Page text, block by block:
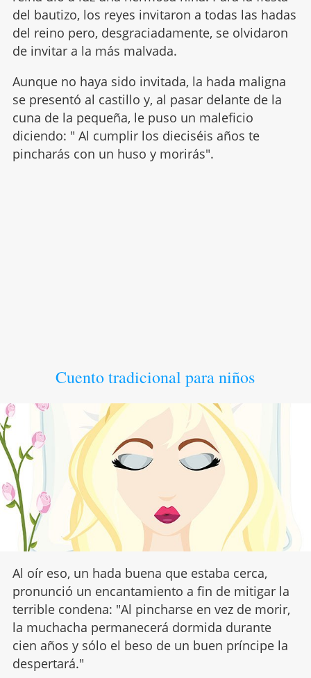
del bautizo, los reyes invitaron a todas las hadas
del reino pero, desgraciadamente, se olvidaron
de invitar a la más malvada.
Aunque no haya sido invitada, la hada maligna
se presentó al castillo y, al pasar delante de la
cuna de la pequeña, le puso un maleficio
diciendo: " Al cumplir los dieciséis años te
pincharás con un huso y morirás".
Cuento tradicional para niños
Al oír eso, un hada buena que estaba cerca,
pronunció un encantamiento a fin de mitigar la
terrible condena: "Al pincharse en vez de morir,
la muchacha permanecerá dormida durante
cien años y sólo el beso de un buen príncipe la
despertará."